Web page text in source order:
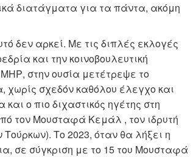
διατάγματα για τα πάντα, ακόμη
δεν αρκεί. Με τις διπλές εκλογές
και την κοινοβουλευτική
στην ουσία μετέτρεψε το
χωρίς σχεδόν καθόλου έλεγχο και
ο πιο διχαστικός ηγέτης στη
τον Μουσταφά Κεμάλ , τον ιδρυτή
Το 2023, όταν θα λήξει η
σε σύγκριση με το 15 του Μουσταφά